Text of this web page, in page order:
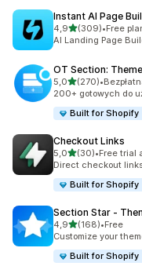
Instant AI Page
4,9na 5 gwiazdek
(309)
Łączna liczba
•Free
AI Landing Page
OT Section:
5,0na 5 gwiazdek
(270)
Łączna liczba
•
200+ gotowych do
Built for Shopify
Checkout Links
5,0na 5 gwiazdek
(30)
Łączna liczba
•Free trial
Direct checkout
Built for Shopify
Section Star ‑
4,9na 5 gwiazdek
(168)
Łączna liczba
•Free
Customize your
Built for Shopify